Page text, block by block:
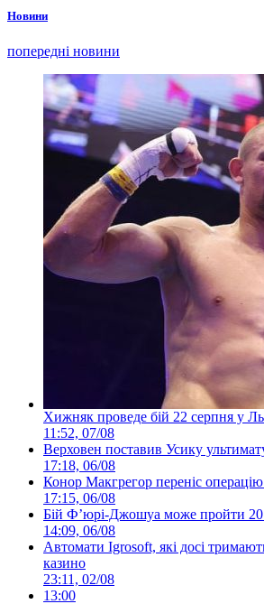
Новини
попередні новини
Хижняк проведе бій 22 серпня у
11:52, 07/08
Верховен поставив Усику
17:18, 06/08
Конор Макгрегор переніс операцію
17:15, 06/08
Бій Ф’юрі-Джошуа може пройти 20
14:09, 06/08
Автомати Igrosoft, які досі
казино
23:11, 02/08
13:00